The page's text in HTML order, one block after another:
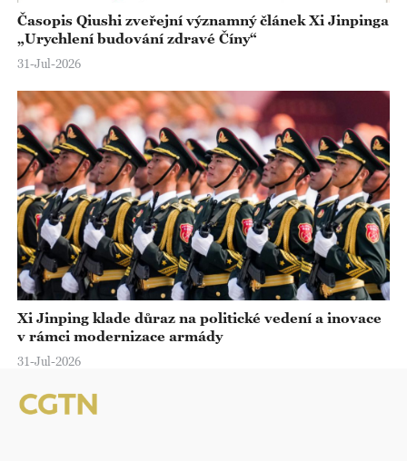
Časopis Qiushi zveřejní významný článek Xi Jinpinga
„Urychlení budování zdravé Číny“
31-Jul-2026
Xi Jinping klade důraz na politické vedení a inovace
v rámci modernizace armády
31-Jul-2026